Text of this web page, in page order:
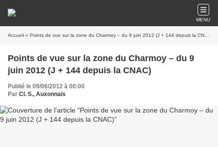
MENU
Accueil » Points de vue sur la zone du Charmoy – du 9 juin 2012 (J + 144 depuis la CNAC)
Points de vue sur la zone du Charmoy – du 9
juin 2012 (J + 144 depuis la CNAC)
Publié le 09/06/2012 à 00:00
Par Cl. S., Auxonnais